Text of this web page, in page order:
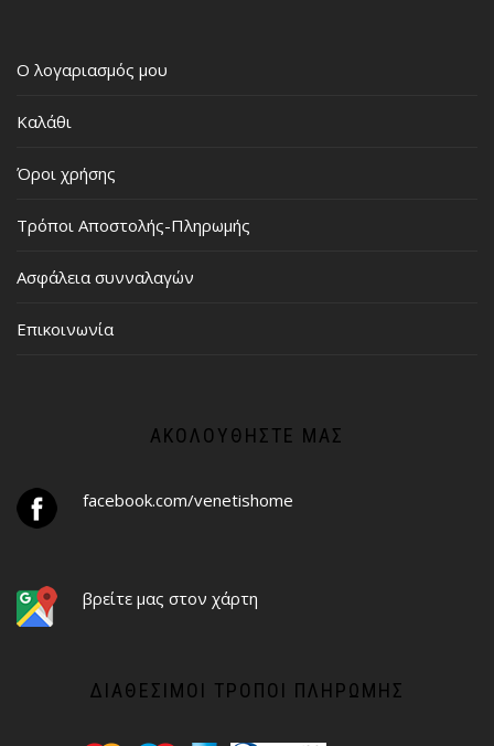
Ο λογαριασμός μου
Καλάθι
Όροι χρήσης
Τρόποι Αποστολής-Πληρωμής
Ασφάλεια συνναλαγών
Επικοινωνία
ΑΚΟΛΟΥΘΉΣΤΕ ΜΑΣ
facebook.com/venetishome
βρείτε μας στον χάρτη
ΔΙΑΘΈΣΙΜΟΙ ΤΡΌΠΟΙ ΠΛΗΡΩΜΉΣ